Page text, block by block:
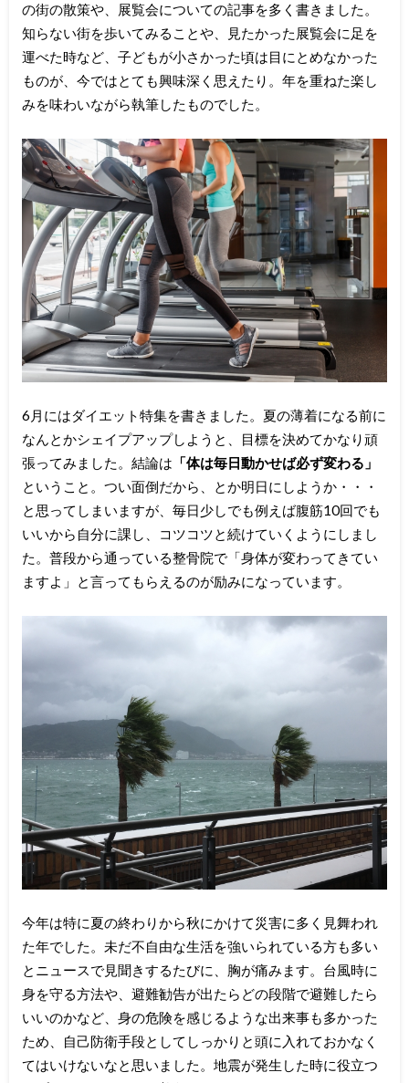
の街の散策や、展覧会についての記事を多く書きました。
知らない街を歩いてみることや、見たかった展覧会に足を
運べた時など、子どもが小さかった頃は目にとめなかった
ものが、今ではとても興味深く思えたり。年を重ねた楽し
みを味わいながら執筆したものでした。
6月にはダイエット特集を書きました。夏の薄着になる前に
なんとかシェイプアップしようと、目標を決めてかなり頑
張ってみました。結論は 「体は毎日動かせば必ず変わる」
ということ。つい面倒だから、とか明日にしようか・・・
と思ってしまいますが、毎日少しでも例えば腹筋10回でも
いいから自分に課し、コツコツと続けていくようにしまし
た。普段から通っている整骨院で「身体が変わってきてい
ますよ」と言ってもらえるのが励みになっています。
今年は特に夏の終わりから秋にかけて災害に多く見舞われ
た年でした。未だ不自由な生活を強いられている方も多い
とニュースで見聞きするたびに、胸が痛みます。台風時に
身を守る方法や、避難勧告が出たらどの段階で避難したら
いいのかなど、身の危険を感じるような出来事も多かった
ため、自己防衛手段としてしっかりと頭に入れておかなく
てはいけないなと思いました。地震が発生した時に役立つ